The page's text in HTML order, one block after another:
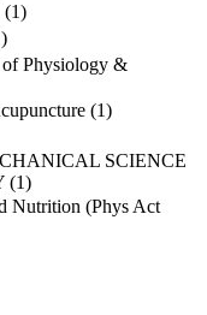
(1)
Physiology &
(1)
SCIENCE
(1)
Nutrition (Phys Act